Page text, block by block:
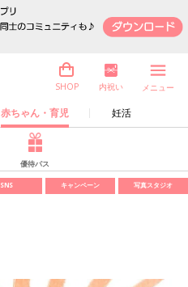
赤ちゃん・育児 妊活
SHOP 内祝い メニュー
優待パス
SNS キャンペーン 写真スタジオ